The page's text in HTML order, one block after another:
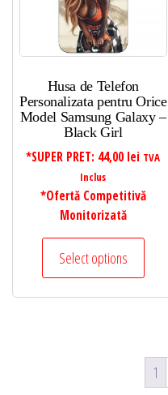
Husa de Telefon
Personalizata pentru Orice
Model Samsung Galaxy –
Black Girl
*SUPER PRET: 44,00 lei TVA
Inclus
*Ofertă Competitivă
Monitorizată
Select options
1